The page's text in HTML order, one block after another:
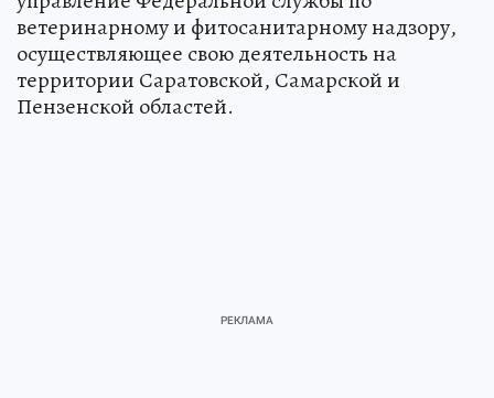
ветеринарному и фитосанитарному надзору,
осуществляющее свою деятельность на
территории Саратовской, Самарской и
Пензенской областей.